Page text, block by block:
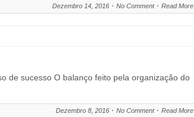
Dezembro 14, 2016 No Comment Read More
de sucesso O balanço feito pela organização do
Dezembro 8, 2016 No Comment Read More